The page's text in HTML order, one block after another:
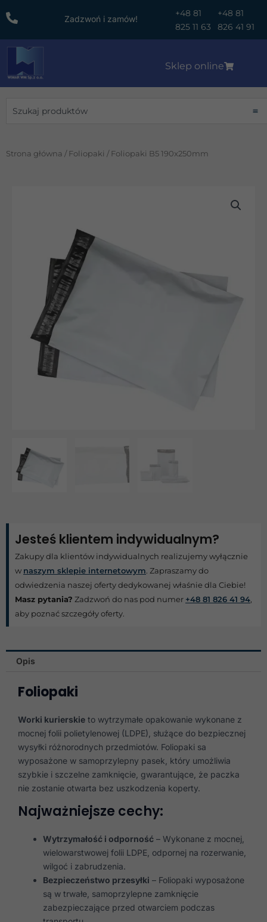
do
Zadzwoń i zamów!
+48 81
825 11 63
+48 81
826 41 91
Sklep online
Strona główna / Foliopaki / Foliopaki B5 190x250mm
Jesteś klientem indywidualnym?
Zakupy dla klientów indywidualnych realizujemy wyłącznie
w naszym sklepie internetowym. Zapraszamy do
odwiedzenia naszej oferty dedykowanej właśnie dla Ciebie!
Masz pytania? Zadzwoń do nas pod numer +48 81 826 41 94,
aby poznać szczegóły oferty.
Opis
Foliopaki
Worki kurierskie to wytrzymałe opakowanie wykonane z
mocnej folii polietylenowej (LDPE), służące do bezpiecznej
wysyłki różnorodnych przedmiotów. Foliopaki sa
wyposażone w samoprzylepny pasek, który umożliwia
szybkie i szczelne zamknięcie, gwarantujące, że paczka
nie zostanie otwarta bez uszkodzenia koperty.
Najważniejsze cechy:
Wytrzymałość i odporność – Wykonane z mocnej,
wielowarstwowej folii LDPE, odpornej na rozerwanie,
wilgoć i zabrudzenia.
Bezpieczeństwo przesyłki – Foliopaki wyposażone
są w trwałe, samoprzylepne zamknięcie
zabezpieczające przed otwarciem podczas